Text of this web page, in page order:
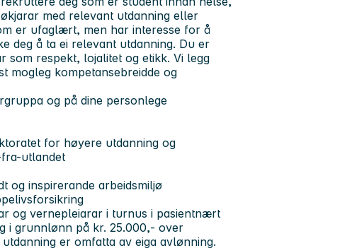
med relevant utdanning eller
er ufaglært, men har interesse for å
deg å ta ei relevant utdanning. Du er
som respekt, lojalitet og etikk. Vi legg
mogleg kompetansebreidde og
og på dine personlege
for høyere utdanning og
utlandet
og inspirerande arbeidsmiljø
og vernepleiarar i turnus i pasientnært
i grunnlønn på kr. 25.000,- over
er omfatta av eiga avlønning.